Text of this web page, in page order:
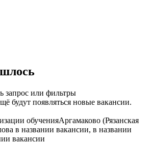
запрос или фильтры
будут появляться новые вакансии.
обученияАргамаково (Рязанская
в названии вакансии, в названии
вакансии